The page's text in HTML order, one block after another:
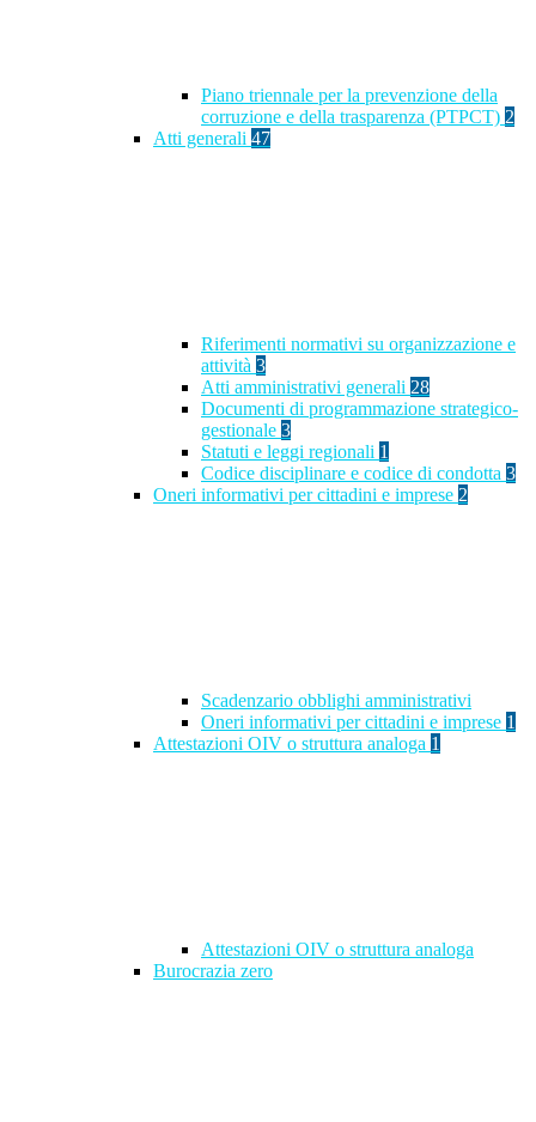
Piano triennale per la prevenzione della
corruzione e della trasparenza (PTPCT) 2
Atti generali 47
Riferimenti normativi su organizzazione e
attività 3
Atti amministrativi generali 28
Documenti di programmazione strategico-
gestionale 3
Statuti e leggi regionali 1
Codice disciplinare e codice di condotta 3
Oneri informativi per cittadini e imprese 2
Scadenzario obblighi amministrativi
Oneri informativi per cittadini e imprese 1
Attestazioni OIV o struttura analoga 1
Attestazioni OIV o struttura analoga
Burocrazia zero